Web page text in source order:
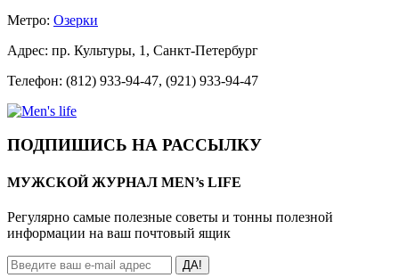
Метро: Озерки
Адрес: пр. Культуры, 1, Санкт-Петербург
Телефон: (812) 933-94-47, (921) 933-94-47
ПОДПИШИСЬ НА РАССЫЛКУ
МУЖСКОЙ ЖУРНАЛ MEN’s LIFE
Регулярно самые полезные советы и тонны полезной
информации на ваш почтовый ящик
ДА!